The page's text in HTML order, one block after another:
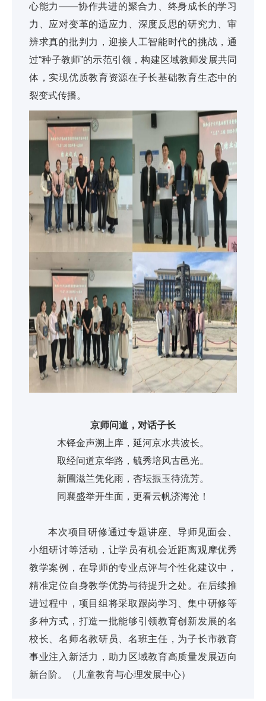
心能力——协作共进的聚合力、终身成长的学习
力、应对变革的适应力、深度反思的研究力、审
辨求真的批判力，迎接人工智能时代的挑战，通
过“种子教师”的示范引领，构建区域教师发展共同
体，实现优质教育资源在子长基础教育生态中的
裂变式传播。
京师问道，对话子长
木铎金声溯上庠，延河京水共波长。
取经问道京华路，毓秀培风古邑光。
新圃滋兰凭化雨，杏坛振玉待流芳。
同襄盛举开生面，更看云帆济海沧！
本次项目研修通过专题讲座、导师见面会、
小组研讨等活动，让学员有机会近距离观摩优秀
教学案例，在导师的专业点评与个性化建议中，
精准定位自身教学优势与待提升之处。在后续推
进过程中，项目组将采取跟岗学习、集中研修等
多种方式，打造一批能够引领教育创新发展的名
校长、名师名教研员、名班主任，为子长市教育
事业注入新活力，助力区域教育高质量发展迈向
新台阶。（儿童教育与心理发展中心）